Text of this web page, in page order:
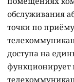
обслуживания
точки по
доступа на
функционирует